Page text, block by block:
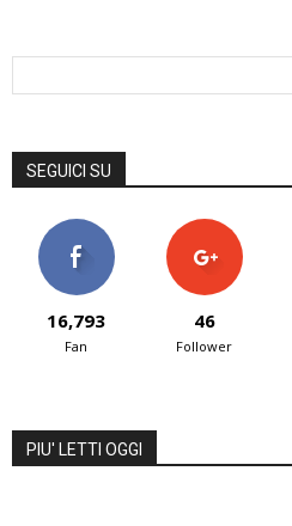
SEGUICI SU
16,793
Fan
46
Follower
PIU' LETTI OGGI